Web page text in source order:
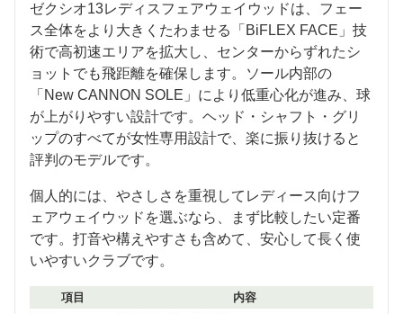
ゼクシオ13レディスフェアウェイウッドは、フェー
ス全体をより大きくたわませる「BiFLEX FACE」技
術で高初速エリアを拡大し、センターからずれたシ
ョットでも飛距離を確保します。ソール内部の
「New CANNON SOLE」により低重心化が進み、球
が上がりやすい設計です。ヘッド・シャフト・グリ
ップのすべてが女性専用設計で、楽に振り抜けると
評判のモデルです。
個人的には、やさしさを重視してレディース向けフ
ェアウェイウッドを選ぶなら、まず比較したい定番
です。打音や構えやすさも含めて、安心して長く使
いやすいクラブです。
項目
内容